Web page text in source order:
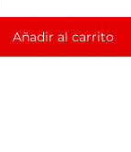
Añadir al carrito